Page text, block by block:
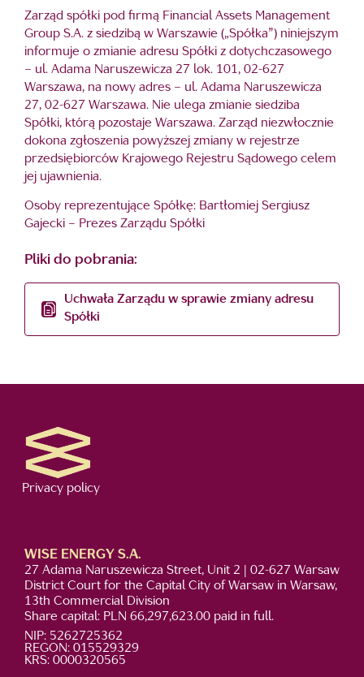
Zarząd spółki pod firmą Financial Assets Management
Group S.A. z siedzibą w Warszawie („Spółka”) niniejszym
informuje o zmianie adresu Spółki z dotychczasowego
– ul. Adama Naruszewicza 27 lok. 101, 02-627
Warszawa, na nowy adres – ul. Adama Naruszewicza
27, 02-627 Warszawa. Nie ulega zmianie siedziba
Spółki, którą pozostaje Warszawa. Zarząd niezwłocznie
dokona zgłoszenia powyższej zmiany w rejestrze
przedsiębiorców Krajowego Rejestru Sądowego celem
jej ujawnienia.
Osoby reprezentujące Spółkę: Bartłomiej Sergiusz
Gajecki – Prezes Zarządu Spółki
Pliki do pobrania:
Uchwała Zarządu w sprawie zmiany adresu
Spółki
Privacy policy
WISE ENERGY S.A.
27 Adama Naruszewicza Street, Unit 2 | 02-627 Warsaw
District Court for the Capital City of Warsaw in Warsaw,
13th Commercial Division
Share capital: PLN 66,297,623.00 paid in full.
NIP: 5262725362
REGON: 015529329
KRS: 0000320565